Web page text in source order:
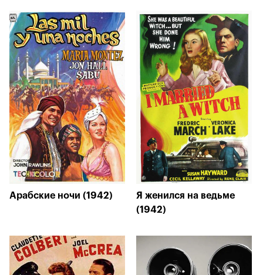
Арабские ночи (1942)
Я женился на ведьме
(1942)